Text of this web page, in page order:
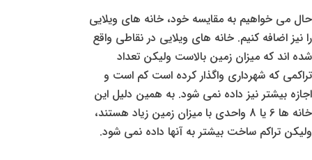
حال می خواهیم به مقایسه خود، خانه های ویلایی
را نیز اضافه کنیم. خانه های ویلایی در نقاطی واقع
شده اند که میزان زمین بالاست ولیکن تعداد
تراکمی که شهرداری واگذار کرده است کم است و
اجازه بیشتر نیز داده نمی شود. به همین دلیل این
خانه ها 6 یا 8 واحدی با میزان زمین زیاد هستند،
ولیکن تراکم ساخت بیشتر به آنها داده نمی شود.